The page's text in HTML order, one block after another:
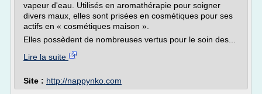
vapeur d'eau. Utilisés en aromathérapie pour soigner
divers maux, elles sont prisées en cosmétiques pour ses
actifs en « cosmétiques maison ».
Elles possèdent de nombreuses vertus pour le soin des...
Lire la suite
Site : http://nappynko.com